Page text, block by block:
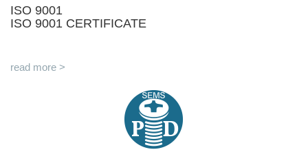
ISO 9001
ISO 9001 CERTIFICATE
read more >